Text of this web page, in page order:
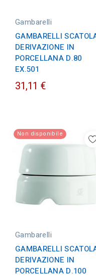
Gambarelli
GAMBARELLI
DERIVAZIONE IN
PORCELLANA D.80
EX.501
31,11 €
Non disponibile
Gambarelli
GAMBARELLI
DERIVAZIONE IN
PORCELLANA D.100